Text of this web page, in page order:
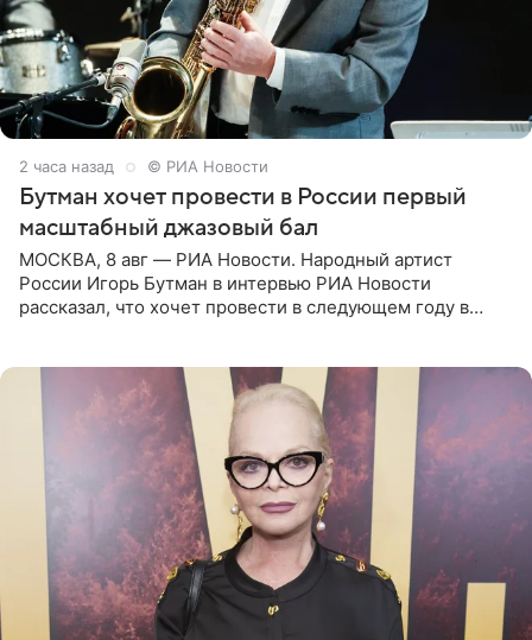
2 часа назад © РИА Новости
Бутман хочет провести в России первый
масштабный джазовый бал
МОСКВА, 8 авг — РИА Новости. Народный артист
России Игорь Бутман в интервью РИА Новости
рассказал, что хочет провести в следующем году в